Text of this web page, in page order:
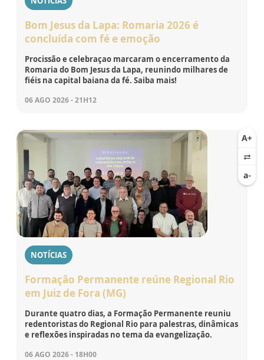
Bom Jesus da Lapa: Romaria 2026 é
concluída com fé e emoção
Procissão e celebraçao marcaram o encerramento da
Romaria do Bom Jesus da Lapa, reunindo milhares de
fiéis na capital baiana da fé. Saiba mais!
06 AGO 2026 - 21H12
NOTÍCIAS
Formação Permanente reúne Regional Rio
em Juiz de Fora (MG)
Durante quatro dias, a Formação Permanente reuniu
redentoristas do Regional Rio para palestras, dinâmicas
e reflexões inspiradas no tema da evangelização.
06 AGO 2026 - 18H00